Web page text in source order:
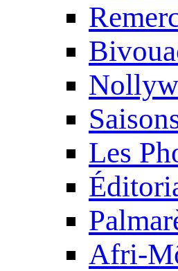
Les
Afri-